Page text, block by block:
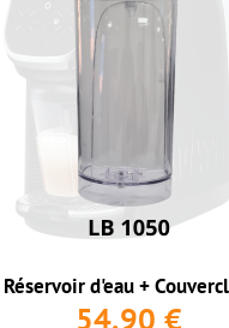
Réservoir d'eau +
54,90 €